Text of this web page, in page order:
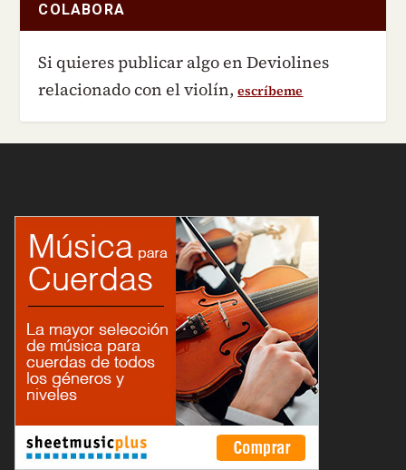
COLABORA
Si quieres publicar algo en Deviolines
relacionado con el violín,escríbeme